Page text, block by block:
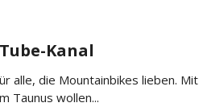
Kanal
alle, die Mountainbikes lieben. Mit
Taunus wollen...